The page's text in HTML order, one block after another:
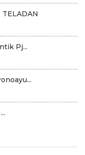
TELADAN
Pj...